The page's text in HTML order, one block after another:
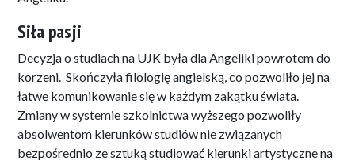
Siła pasji
Decyzja o studiach na UJK była dla Angeliki powrotem do
korzeni. Skończyła filologię angielską, co pozwoliło jej na
łatwe komunikowanie się w każdym zakątku świata.
Zmiany w systemie szkolnictwa wyższego pozwoliły
absolwentom kierunków studiów nie związanych
bezpośrednio ze sztuką studiować kierunki artystyczne na